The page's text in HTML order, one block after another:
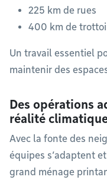
225 km de rues
400 km de
Un travail essentiel
maintenir des
Des opérations
réalité
Avec la fonte des
équipes s’adaptent
grand ménage